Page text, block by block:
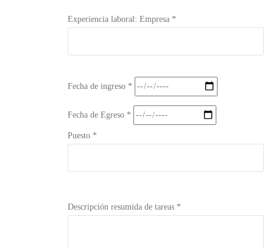
Experiencia laboral: Empresa *
Fecha de ingreso *
Fecha de Egreso *
Puesto *
Descripción resumida de tareas *